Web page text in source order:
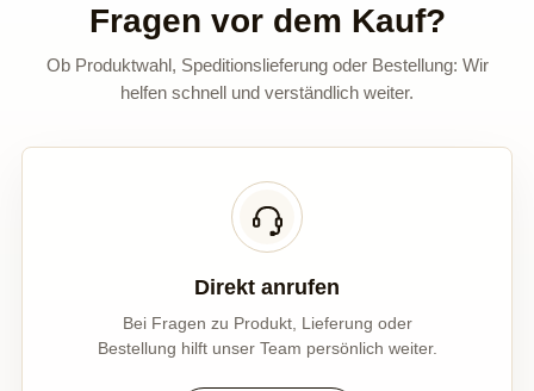
Fragen vor dem Kauf?
Ob Produktwahl, Speditionslieferung oder Bestellung: Wir
helfen schnell und verständlich weiter.
Direkt anrufen
Bei Fragen zu Produkt, Lieferung oder
Bestellung hilft unser Team persönlich weiter.